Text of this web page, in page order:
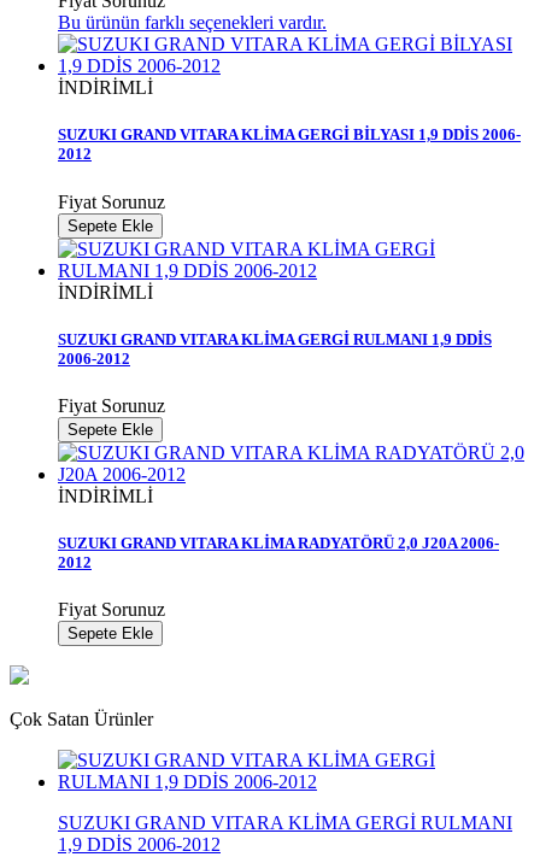
Bu ürünün farklı seçenekleri vardır.
İNDİRİMLİ
SUZUKI GRAND VITARA KLİMA GERGİ BİLYASI 1,9 DDİS 2006-
2012
Fiyat Sorunuz
Sepete Ekle
İNDİRİMLİ
SUZUKI GRAND VITARA KLİMA GERGİ RULMANI 1,9 DDİS
2006-2012
Fiyat Sorunuz
Sepete Ekle
İNDİRİMLİ
SUZUKI GRAND VITARA KLİMA RADYATÖRÜ 2,0 J20A 2006-
2012
Fiyat Sorunuz
Sepete Ekle
Çok Satan Ürünler
SUZUKI GRAND VITARA KLİMA GERGİ RULMANI
1,9 DDİS 2006-2012